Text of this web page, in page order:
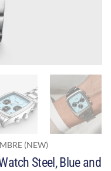
(NEW)
Steel, Blue and